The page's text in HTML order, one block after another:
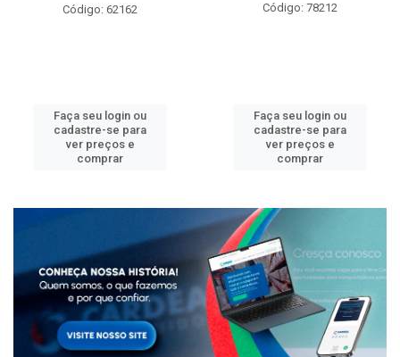
Código: 62162
Faça seu login ou
cadastre-se para
ver preços e
comprar
Código: 78212
Faça seu login ou
cadastre-se para
ver preços e
comprar